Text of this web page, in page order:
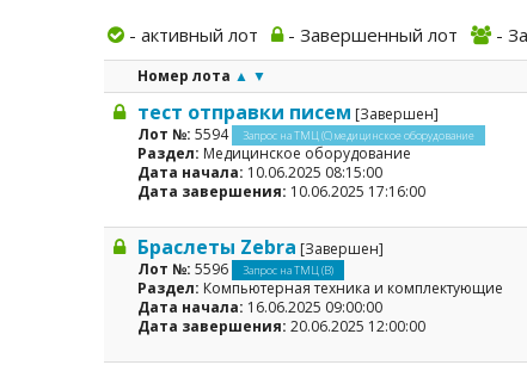
- активный лот - Завершенный лот -
Номер лота ▲ ▼
тест отправки писем [Завершен]
Лот №: 5594 Запрос на ТМЦ (С) медицинское оборудование
Раздел: Медицинское оборудование
Дата начала: 10.06.2025 08:15:00
Дата завершения: 10.06.2025 17:16:00
Браслеты Zebra [Завершен]
Лот №: 5596 Запрос на ТМЦ (В)
Раздел: Компьютерная техника и комплектующие
Дата начала: 16.06.2025 09:00:00
Дата завершения: 20.06.2025 12:00:00